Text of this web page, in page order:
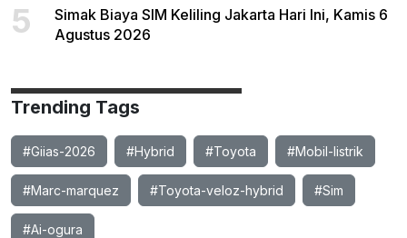
5
Simak Biaya SIM Keliling Jakarta Hari Ini, Kamis 6
Agustus 2026
Trending Tags
#Giias-2026 #Hybrid #Toyota #Mobil-listrik
#Marc-marquez #Toyota-veloz-hybrid #Sim
#Ai-ogura